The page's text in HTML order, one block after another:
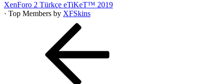
XenForo 2 Türkçe eTiKeT™ 2019
· Top Members by XFSkins